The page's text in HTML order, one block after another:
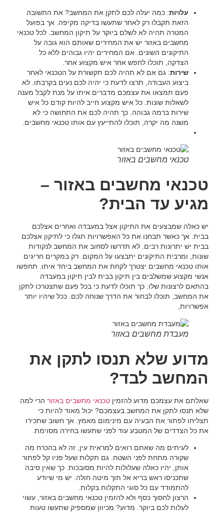
עלויות: כמה יעלה לכם לתקן את המחשב? את התשובה
הזאת תקבלו רק לאחר שתעשו בדיקה מקיפה. אך בפועל
המטרה תהיה לא לשלם ביוקר על תיקון המחשב. לכל טכנאי
מחשבים באזור יש את המחירים שאותם הוא גובה על
התיקונים השונים. אם המחירים יהיו גבוהים ללא כל
הצדקה, תוכלו לחפש אחר איש מקצוע אחר.
שירות: גם אם לא תהיה לכם תקשורת על הטכנאי לאחר
ביצוע העבודה, תרצו לדעת כי יהיה לכם נעים בקרבתו. לא
פעם תמצאו את עצמכם מדברים איתו על מנת לקבל מענה
לשאלות שונות. כל איש מקצוע חייב להיות קודם כל איש
שירות ברמה גבוהה. כך תהיה לכם את התחושה כי לא
משנה מה יקרה, תוכלו להתייעץ עם אותו טכנאי מחשבים.
טכנאי מחשבים באזור
טכנאי מחשבים באזור –
מגיע עד הבית?
יש כאלה שמבצעים את התיקון אצל במעבדה ואחרים אצלכם
בבית. אך כאשר תבחנו את כל האפשרויות תגלו כי לתיקון אצלכם
בבית יש יתרונות רבים. לא תדרשו לסחוב את המחשב לנקודות
שונות, ומרבית התיקונים יתבצעו על המקום. רק במקרים חריגים
אותו טכנאי מחשבים יצטרך לקחת את המחשב ביחד איתו. תחפשו
אנשי מקצוע שמשלבים בין תיקון בבית לבין תיקון במעבדה
בהתאם לרצונות שלו. כך תוכלו לדעת כי בכל פעם שתצטרכו לתקן
את המחשב, תוכלו לבחור את הדרך שנוחה לכם. ככל שיהיו יותר
אפשרויות,
מעבדת מחשבים באזור
מדוע שלא תנסו לתקן את
המחשב לבד?
שאלתם את עצמכם מדוע להזמיןטכנאי מחשבים באזור הרי למה
שלא תנסו לתקן את המחשב בעצמכם? יכול מאוד להיות כי
תצליחו לפתור את הבעיה עם מינימום מאמץ. אך חשוב שתכירו
את כל הצדדים של המטבע עוד לפני שתעשו בחירה מסוימת.
לעיתים מה שאתם רואים למראית עין, זה לא בהכרח מה
שקורה מתחת לפני השטח. גם תקלות שעל פניו קל לפתור
אותן, יהיו כאלה שעלולות להיות מסובכות. כך שאין סיבה
שתכניסו ראש בריא אל תוך מיטה חולה. יש מי שיודע
להתמודד עם כל סוגי התקלות בקלות.
הרצון לחסוך כסף ולא להזמין טכנאי מחשבים באזור, עשוי
לעלות לכם ביוקר. מדוע? מכיוון שמספיק שתעשו טעות